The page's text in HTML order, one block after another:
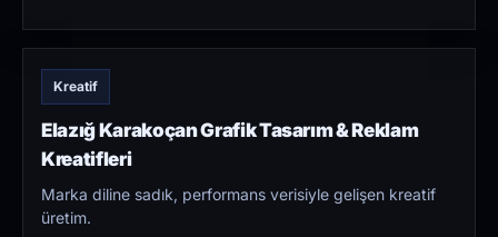
Kreatif
Elazığ Karakoçan Grafik Tasarım & Reklam
Kreatifleri
Marka diline sadık, performans verisiyle gelişen kreatif
üretim.